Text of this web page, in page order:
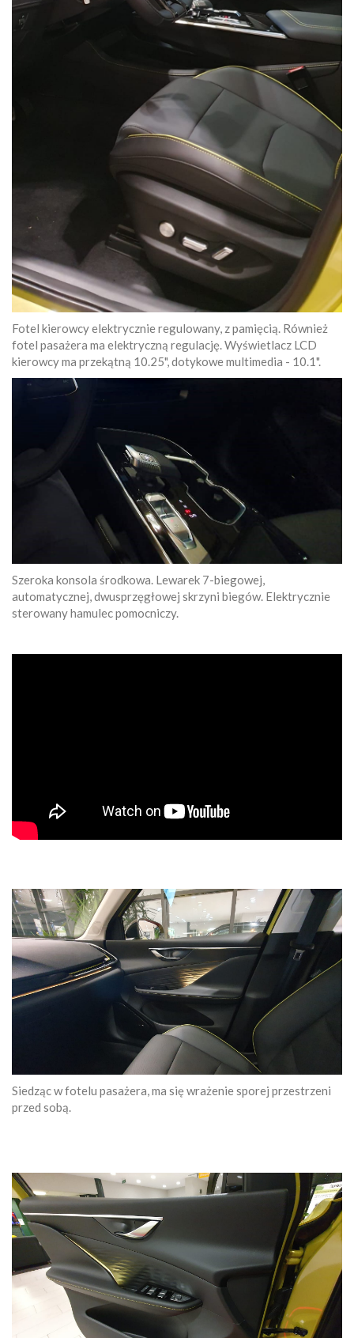
Fotel kierowcy elektrycznie regulowany, z pamięcią. Również
fotel pasażera ma elektryczną regulację. Wyświetlacz LCD
kierowcy ma przekątną 10.25", dotykowe multimedia - 10.1".
Szeroka konsola środkowa. Lewarek 7-biegowej,
automatycznej, dwusprzęgłowej skrzyni biegów. Elektrycznie
sterowany hamulec pomocniczy.
Siedząc w fotelu pasażera, ma się wrażenie sporej przestrzeni
przed sobą.